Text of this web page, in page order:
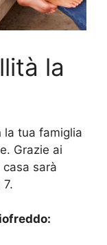
la
la tua famiglia
Grazie ai
sarà